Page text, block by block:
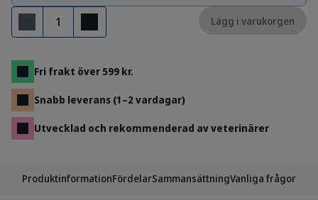
Ta bort
Lägg till
Lägg i varukorgen
Fri frakt över 599 kr.
Snabb leverans (1–2 vardagar)
Utvecklad och rekommenderad av veterinärer
ProduktinformationFördelarSammansättningVanliga frågor